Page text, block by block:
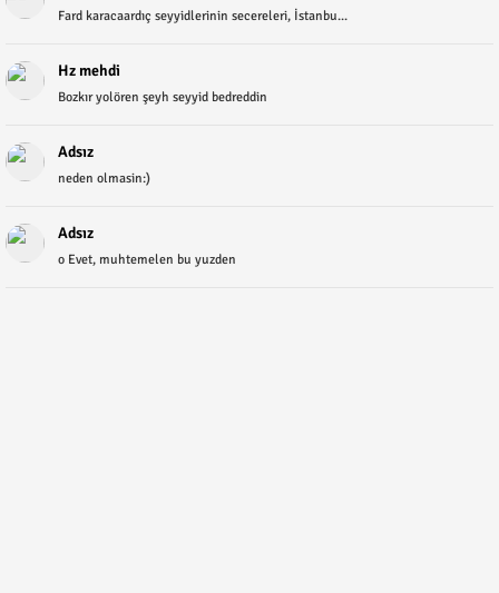
Fard karacaardıç seyyidlerinin secereleri, İstanbu...
Hz mehdi
Bozkır yolören şeyh seyyid bedreddin
Adsız
neden olmasin:)
Adsız
o Evet, muhtemelen bu yuzden